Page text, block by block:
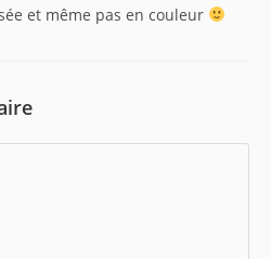
et même pas en couleur